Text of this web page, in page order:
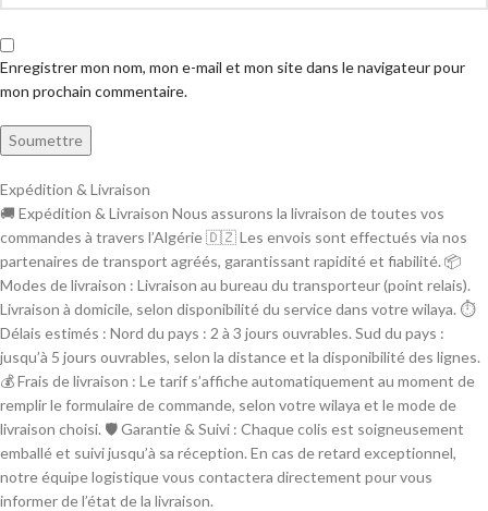
Enregistrer mon nom, mon e-mail et mon site dans le navigateur pour
mon prochain commentaire.
Expédition & Livraison
🚚 Expédition & Livraison Nous assurons la livraison de toutes vos
commandes à travers l’Algérie 🇩🇿 Les envois sont effectués via nos
partenaires de transport agréés, garantissant rapidité et fiabilité. 📦
Modes de livraison : Livraison au bureau du transporteur (point relais).
Livraison à domicile, selon disponibilité du service dans votre wilaya. ⏱
Délais estimés : Nord du pays : 2 à 3 jours ouvrables. Sud du pays :
jusqu’à 5 jours ouvrables, selon la distance et la disponibilité des lignes.
💰 Frais de livraison : Le tarif s’affiche automatiquement au moment de
remplir le formulaire de commande, selon votre wilaya et le mode de
livraison choisi. 🛡 Garantie & Suivi : Chaque colis est soigneusement
emballé et suivi jusqu’à sa réception. En cas de retard exceptionnel,
notre équipe logistique vous contactera directement pour vous
informer de l’état de la livraison.